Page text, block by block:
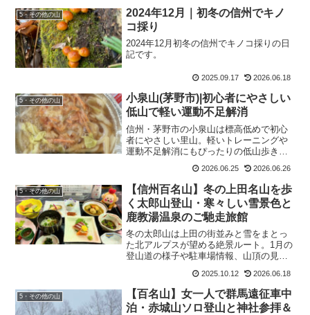
5・その他の山
2024年12月｜初冬の信州でキノ
コ採り
2024年12月初冬の信州でキノコ採りの日
記です。
2025.09.17 2026.06.18
5・その他の山
小泉山(茅野市)|初心者にやさしい
低山で軽い運動不足解消
信州・茅野市の小泉山は標高低めで初心
者にやさしい里山。軽いトレーニングや
運動不足解消にもぴったりの低山歩き
2026.06.25 2026.06.26
5・その他の山
【信州百名山】冬の上田名山を歩
く太郎山登山・寒々しい雪景色と
鹿教湯温泉のご馳走旅館
冬の太郎山は上田の街並みと雪をまとっ
た北アルプスが望める絶景ルート。1月の
登山道の様子や駐車場情報、山頂の見ど
2025.10.12 2026.06.18
5・その他の山
【百名山】女一人で群馬遠征車中
泊・赤城山ソロ登山と神社参拝＆